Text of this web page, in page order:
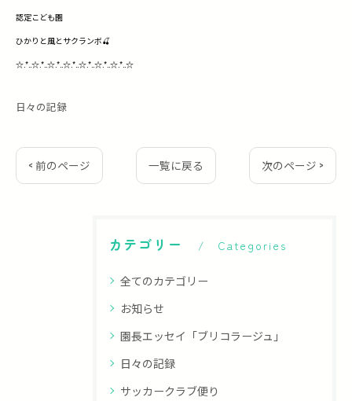
認定こども園
ひかりと風とサクランボ🍒
☆.*..☆.*..☆.*..☆.*..☆.*..☆.*..☆.*..☆
日々の記録
< 前のページ 一覧に戻る 次のページ >
カテゴリー Categories
全てのカテゴリー
お知らせ
園長エッセイ「ブリコラージュ」
日々の記録
サッカークラブ便り